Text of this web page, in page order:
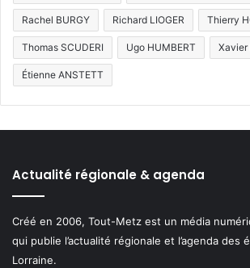
Rachel BURGY Richard LIOGER Thierry
Thomas SCUDERI Ugo HUMBERT Xavier
Étienne ANSTETT
Actualité régionale & agenda
Créé en 2006, Tout-Metz est un média
qui publie l’actualité régionale et l’agenda des
Lorraine.